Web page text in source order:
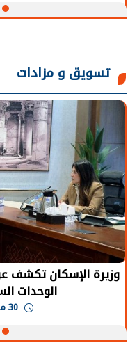
تسويق و مزادات
وزيرة الإسكان تكشف
الوحدات